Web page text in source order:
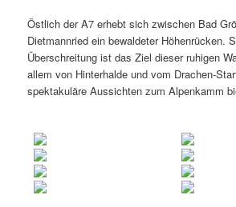
Östlich der A7 erhebt sich zwischen Bad
Dietmannried ein bewaldeter Höhenrücken.
Überschreitung ist das Ziel dieser ruhigen
allem von Hinterhalde und vom Drachen-
spektakuläre Aussichten zum Alpenkamm